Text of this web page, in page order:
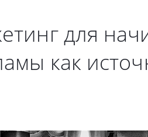
для
как